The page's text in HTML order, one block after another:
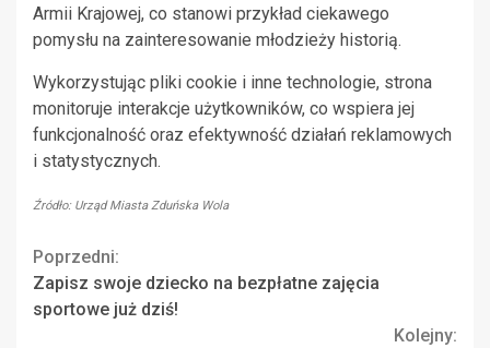
Armii Krajowej, co stanowi przykład ciekawego
pomysłu na zainteresowanie młodzieży historią.
Wykorzystując pliki cookie i inne technologie, strona
monitoruje interakcje użytkowników, co wspiera jej
funkcjonalność oraz efektywność działań reklamowych
i statystycznych.
Źródło: Urząd Miasta Zduńska Wola
Continue
Reading
Poprzedni:
Zapisz swoje dziecko na bezpłatne zajęcia
sportowe już dziś!
Kolejny: